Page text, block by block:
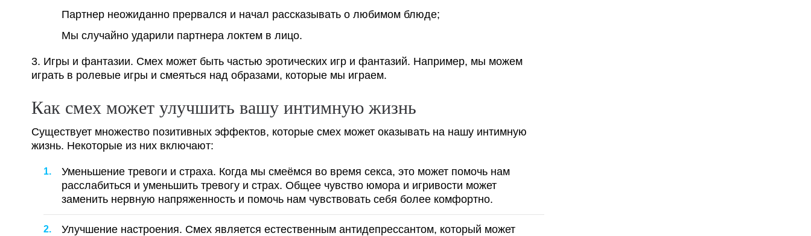
Партнер неожиданно прервался и начал рассказывать о любимом блюде;
Мы случайно ударили партнера локтем в лицо.
3. Игры и фантазии. Смех может быть частью эротических игр и фантазий. Например, мы можем
играть в ролевые игры и смеяться над образами, которые мы играем.
Как смех может улучшить вашу интимную жизнь
Существует множество позитивных эффектов, которые смех может оказывать на нашу интимную
жизнь. Некоторые из них включают:
Уменьшение тревоги и страха. Когда мы смеёмся во время секса, это может помочь нам
расслабиться и уменьшить тревогу и страх. Общее чувство юмора и игривости может
заменить нервную напряженность и помочь нам чувствовать себя более комфортно.
Улучшение настроения. Смех является естественным антидепрессантом, который может